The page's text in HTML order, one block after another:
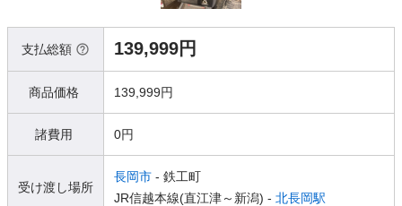
支払総額 139,999円
商品価格 139,999円
諸費用 0円
受け渡し場所
長岡市 - 鉄工町
JR信越本線(直江津～新潟) - 北長岡駅